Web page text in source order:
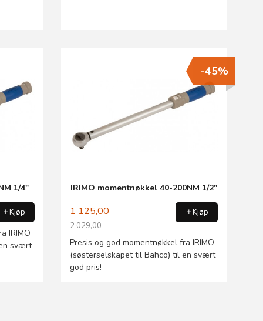
1/4"
Kjøp
IRIMO
svært
IRIMO momentnøkkel 40-200NM 1/2"
1 125,00
2 029,00
Rabatt
-45%
Kjøp
Presis og god momentnøkkel fra IRIMO
(søsterselskapet til Bahco) til en svært
god pris!